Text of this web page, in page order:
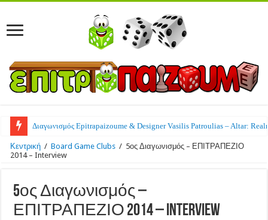
Διαγωνισμός Epitrapaizoume & Designer Vasilis Patroulias – Altar:
Κεντρική / Board Game Clubs / 5ος Διαγωνισμός – ΕΠΙΤΡΑΠΕΖΙΟ
2014 – Interview
5ος Διαγωνισμός –
ΕΠΙΤΡΑΠΕΖΙΟ 2014 – Interview